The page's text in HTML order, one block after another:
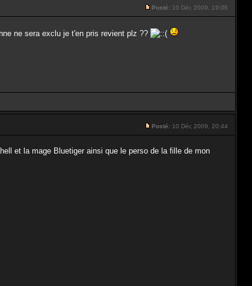
Posté: 10 Déc 2009, 19:06
ne sera exclu je t'en pris revient plz ??
Posté: 10 Déc 2009, 20:44
et la mage Bluetiger ainsi que le perso de la fille de mon